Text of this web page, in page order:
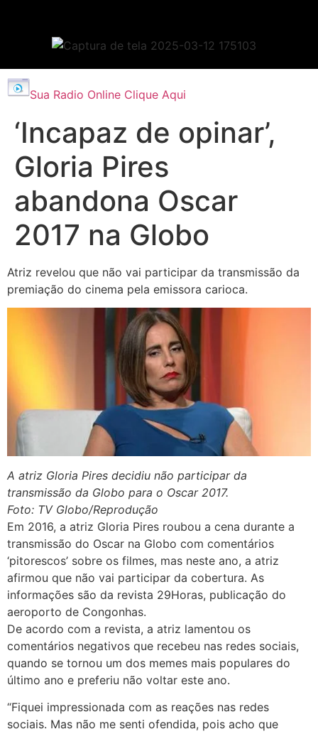
Sua Radio Online Clique Aqui
‘Incapaz de opinar’,
Gloria Pires
abandona Oscar
2017 na Globo
Atriz revelou que não vai participar da transmissão da
premiação do cinema pela emissora carioca.
A atriz Gloria Pires decidiu não participar da
transmissão da Globo para o Oscar 2017.
Foto: TV Globo/Reprodução
Em 2016, a atriz Gloria Pires roubou a cena durante a
transmissão do Oscar na Globo com comentários
‘pitorescos’ sobre os filmes, mas neste ano, a atriz
afirmou que não vai participar da cobertura. As
informações são da revista 29Horas, publicação do
aeroporto de Congonhas.
De acordo com a revista, a atriz lamentou os
comentários negativos que recebeu nas redes sociais,
quando se tornou um dos memes mais populares do
último ano e preferiu não voltar este ano.
“Fiquei impressionada com as reações nas redes
sociais. Mas não me senti ofendida, pois acho que